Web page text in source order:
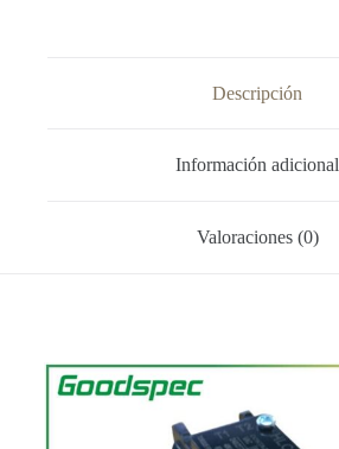
Descripción
Información adicional
Valoraciones (0)